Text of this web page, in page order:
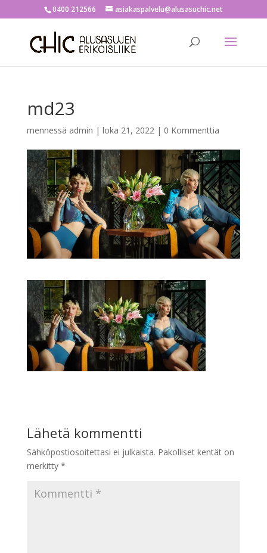
0400 212566 asiakaspalvelu@alusasuchic.net
md23
mennessä admin | loka 21, 2022| 0 Kommenttia
Lähetä kommentti
Sähköpostiosoitettasi ei julkaista. Pakolliset kentät on
merkitty *